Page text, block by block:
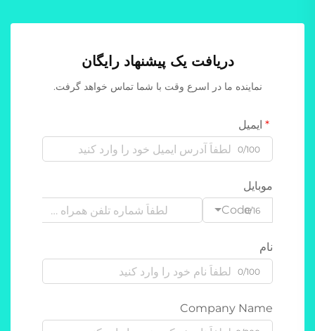
دریافت یک پیشنهاد رایگان
نماینده ما در اسرع وقت با شما تماس خواهد گرفت.
ایمیل
0/100
موبایل
Code0/16
نام
0/100
Company Name